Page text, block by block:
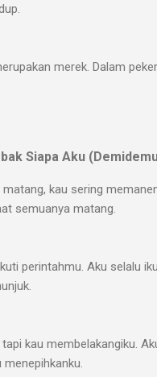
merek. Dalam
Siapa Aku
kau sering
semuanya matang.
perintahmu. Aku selalu
kau membelakangiku.